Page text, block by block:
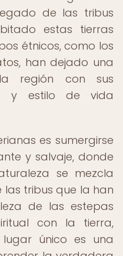
de las tribus
estas tierras
étnicos, como los
han dejado una
región con sus
y estilo de vida
es sumergirse
y salvaje, donde
se mezcla
tribus que la han
de las estepas
con la tierra,
único es una